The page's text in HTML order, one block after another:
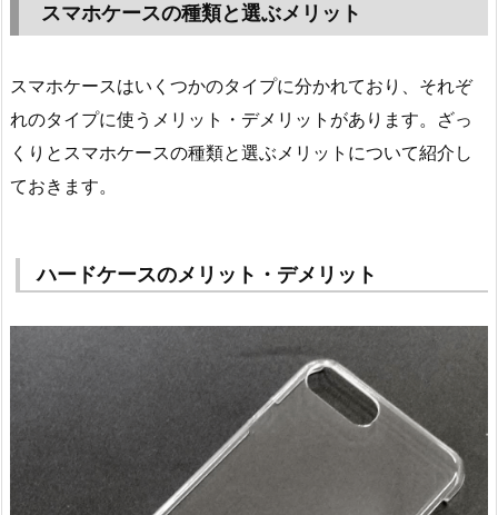
スマホケースの種類と選ぶメリット
スマホケースはいくつかのタイプに分かれており、それぞ
れのタイプに使うメリット・デメリットがあります。ざっ
くりとスマホケースの種類と選ぶメリットについて紹介し
ておきます。
ハードケースのメリット・デメリット